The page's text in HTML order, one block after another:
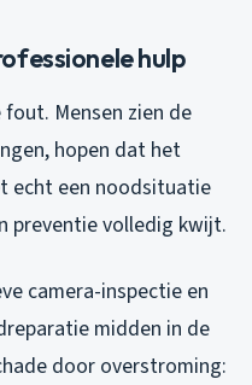
hulp
Mensen zien de
hopen dat het
echt een noodsituatie
preventie volledig kwijt.
camera-inspectie en
midden in de
door overstroming: